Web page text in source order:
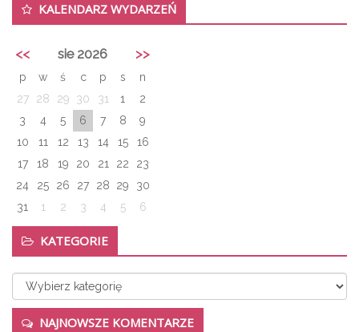
KALENDARZ WYDARZEŃ
<< sie 2026 >>
p w ś c p s
n
27
28 29 30 31 1
2
3
4 5 6 7 8
9
10
11 12 13 14 15
16
17
18 19 20 21 22
23
24
25 26 27 28 29
30
31
1 2 3 4 5 6
KATEGORIE
Kategorie
NAJNOWSZE KOMENTARZE